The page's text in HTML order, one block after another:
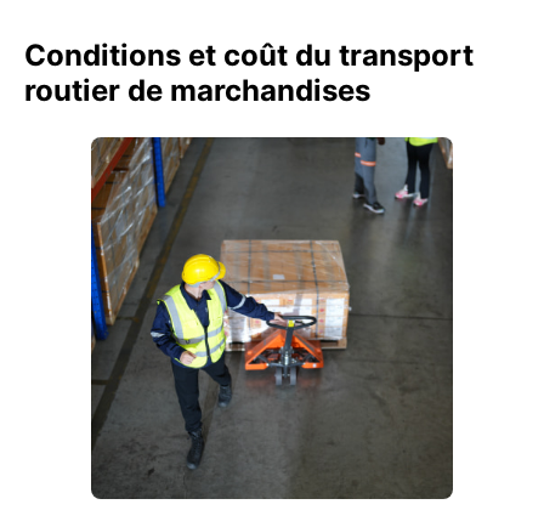
Conditions et coût du transport
routier de marchandises